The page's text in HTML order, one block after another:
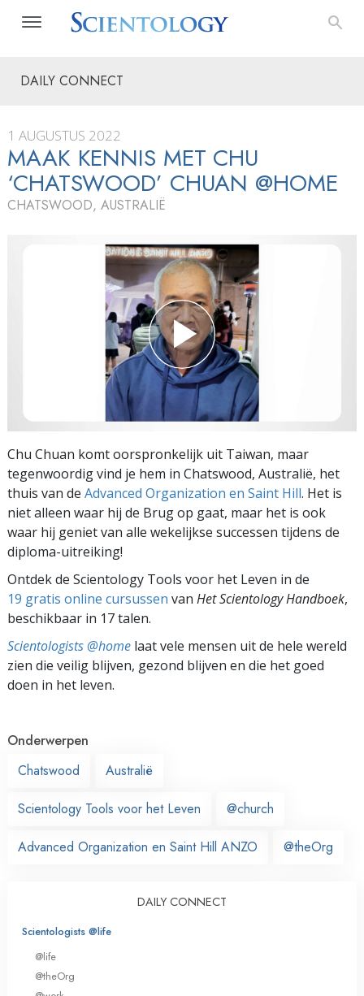
DAILY CONNECT
1 AUGUSTUS 2022
MAAK KENNIS MET CHU
‘CHATSWOOD’ CHUAN @HOME
CHATSWOOD, AUSTRALIË
Chu Chuan komt oorspronkelijk uit Taiwan, maar
tegenwoordig vind je hem in Chatswood, Australië, het
thuis van de Advanced Organization en Saint Hill. Het is
niet alleen waar hij de Brug op gaat, maar het is ook
waar hij geniet van alle wekelijkse successen tijdens de
diploma-uitreiking!
Ontdek de Scientology Tools voor het Leven in de
19 gratis online cursussen van Het Scientology Handboek,
beschikbaar in 17 talen.
Scientologists @home laat vele mensen uit de hele wereld
zien die veilig blijven, gezond blijven en die het goed
doen in het leven.
Onderwerpen
Chatswood
Australië
Scientology Tools voor het Leven @church
Advanced Organization en Saint Hill ANZO @theOrg
DAILY CONNECT
Scientologists @life
@life
@theOrg